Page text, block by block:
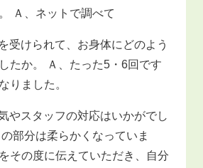
Ａ、ネットで調べて
受けられて、お身体にどのよう
たか。 Ａ、たった5・6回です
りました。
やスタッフの対応はいかがでし
部分は柔らかくなっていま
その度に伝えていただき、自分